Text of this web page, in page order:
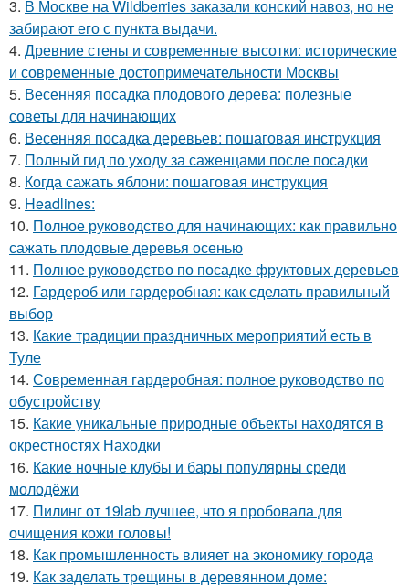
3. В Москве на Wildberries заказали конский навоз, но не
забирают его с пункта выдачи.
4. Древние стены и современные высотки: исторические
и современные достопримечательности Москвы
5. Весенняя посадка плодового дерева: полезные
советы для начинающих
6. Весенняя посадка деревьев: пошаговая инструкция
7. Полный гид по уходу за саженцами после посадки
8. Когда сажать яблони: пошаговая инструкция
9. Headlines:
10. Полное руководство для начинающих: как правильно
сажать плодовые деревья осенью
11. Полное руководство по посадке фруктовых деревьев
12. Гардероб или гардеробная: как сделать правильный
выбор
13. Какие традиции праздничных мероприятий есть в
Туле
14. Современная гардеробная: полное руководство по
обустройству
15. Какие уникальные природные объекты находятся в
окрестностях Находки
16. Какие ночные клубы и бары популярны среди
молодёжи
17. Пилинг от 19lab лучшее, что я пробовала для
очищения кожи головы!
18. Как промышленность влияет на экономику города
19. Как заделать трещины в деревянном доме: